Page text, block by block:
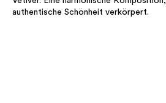
authentische Schönheit verkörpert.